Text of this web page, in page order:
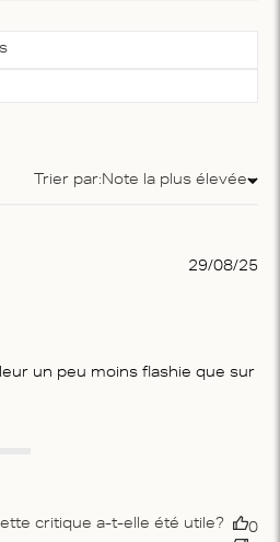
Trier par
Trier par:Note la plus élevée
un peu moins flashie que sur
29/08/25
critique a-t-elle été utile?
0